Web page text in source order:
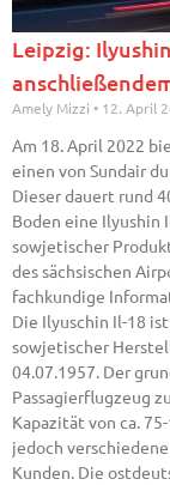
Leipzig:
Amely Mizzi 12. April
Am 18. April 2022
einen von Sundair
Dieser dauert rund
Boden eine Ilyushin
sowjetischer
des sächsischen
fachkundige
Die Ilyuschin Il-18
sowjetischer
04.07.1957. Der
Passagierflugzeug
Kapazität von ca.
jedoch
Kunden. Die